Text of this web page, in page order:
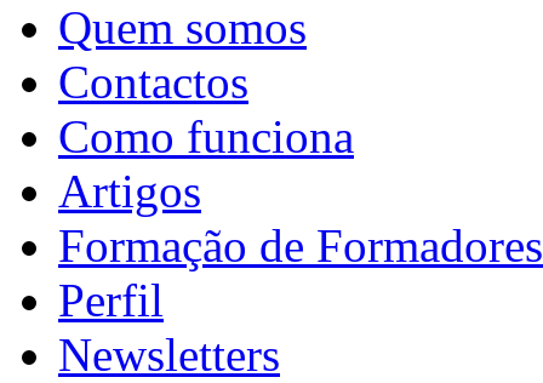
Quem somos
Contactos
Como funciona
Artigos
Formação de Formadores
Perfil
Newsletters